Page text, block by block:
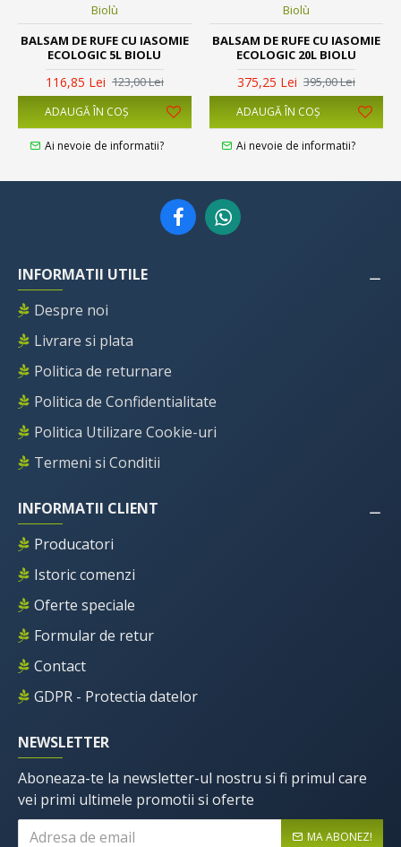
Biolù
BALSAM DE RUFE CU IASOMIE
ECOLOGIC 5L BIOLU
116,85 Lei 123,00 Lei
ADAUGĂ ÎN COŞ
Ai nevoie de informatii?
Biolù
BALSAM DE RUFE CU IASOMIE
ECOLOGIC 20L BIOLU
375,25 Lei 395,00 Lei
ADAUGĂ ÎN COŞ
Ai nevoie de informatii?
INFORMATII UTILE
Despre noi
Livrare si plata
Politica de returnare
Politica de Confidentialitate
Politica Utilizare Cookie-uri
Termeni si Conditii
INFORMATII CLIENT
Producatori
Istoric comenzi
Oferte speciale
Formular de retur
Contact
GDPR - Protectia datelor
NEWSLETTER
Aboneaza-te la newsletter-ul nostru si fi primul care
vei primi ultimele promotii si oferte
MA ABONEZ!